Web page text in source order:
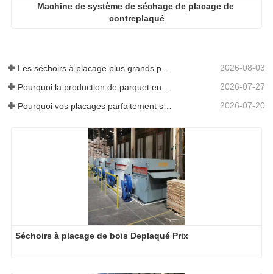
Machine de système de séchage de placage de
contreplaqué
2026-08-03
2026-07-27
Pourquoi vos placages parfaitement séchés se réhumidifient-ils ? 2026-07-20
Séchoirs à placage de bois Deplaqué Prix